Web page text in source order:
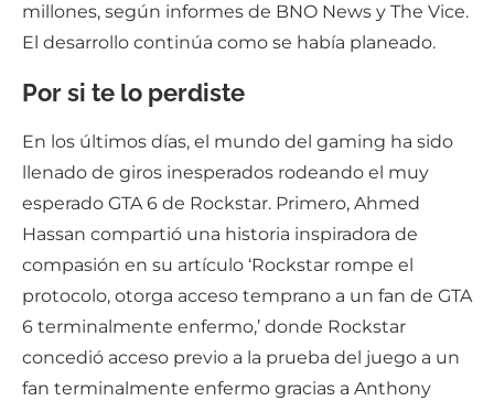
millones, según informes de BNO News y The Vice.
El desarrollo continúa como se había planeado.
Por si te lo perdiste
En los últimos días, el mundo del gaming ha sido
llenado de giros inesperados rodeando el muy
esperado GTA 6 de Rockstar. Primero, Ahmed
Hassan compartió una historia inspiradora de
compasión en su artículo ‘Rockstar rompe el
protocolo, otorga acceso temprano a un fan de GTA
6 terminalmente enfermo,’ donde Rockstar
concedió acceso previo a la prueba del juego a un
fan terminalmente enfermo gracias a Anthony